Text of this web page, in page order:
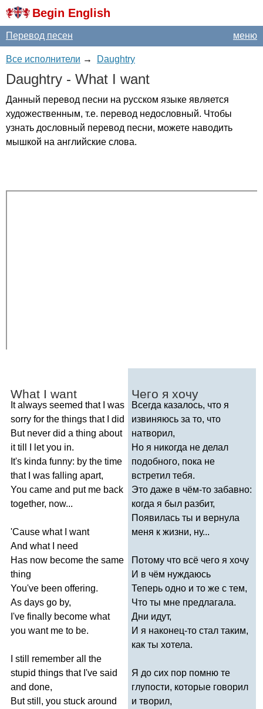
Begin English
меню
Перевод песен
Все исполнители → Daughtry
Daughtry - What I want
Данный перевод песни на русском языке является
художественным, т.е. перевод недословный. Чтобы
узнать дословный перевод песни, можете наводить
мышкой на английские слова.
What I want
It always seemed that
was
sorry for the things that
did
But never did a thing about
it till let you in.
It's kinda funny: by the time
that
was falling apart,
You came and put me back
together, now...
'Cause what
want
And what
need
Has now become the same
thing
You've been offering.
As days go by,
I've finally become what
you want me to be.
still remember all
the
stupid things that I've said
and done,
But still , you stuck around
Чего я хочу
Всегда казалось, что я
извиняюсь за то, что
натворил,
Но я никогда не делал
подобного, пока не
встретил тебя.
Это даже в чём-то забавно:
когда я был разбит,
Появилась ты и вернула
меня к жизни, ну...
Потому что всё чего я хочу
И в чём нуждаюсь
Теперь одно и то же с тем,
Что ты мне предлагала.
Дни идут,
И я наконец-то стал таким,
как ты хотела.
Я до сих пор помню те
глупости, которые говорил
и творил,